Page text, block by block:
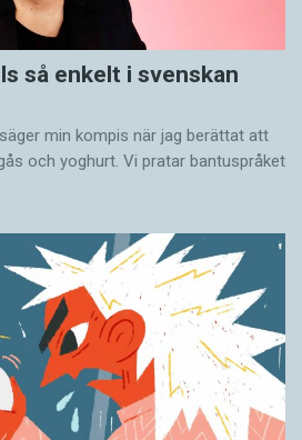
så enkelt i svenskan
säger min kompis när jag berättat att
och yoghurt. Vi pratar bantuspråket